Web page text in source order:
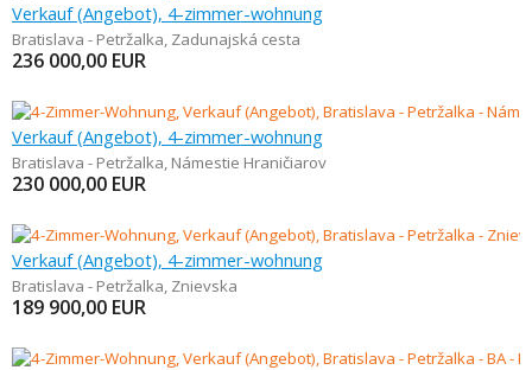
Verkauf (Angebot), 4-zimmer-wohnung
Bratislava - Petržalka, Zadunajská cesta
236 000,00 EUR
Verkauf (Angebot), 4-zimmer-wohnung
Bratislava - Petržalka, Námestie Hraničiarov
230 000,00 EUR
Verkauf (Angebot), 4-zimmer-wohnung
Bratislava - Petržalka, Znievska
189 900,00 EUR